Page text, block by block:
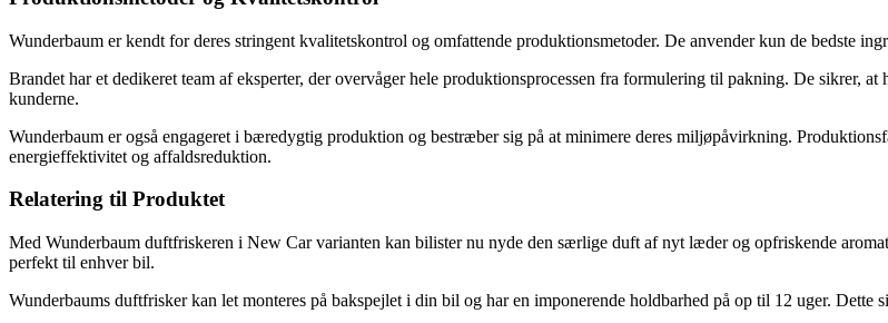
Wunderbaum er kendt for deres stringent kvalitetskontrol og omfattende produktionsmetoder. De anvender kun de bedste
Brandet har et dedikeret team af eksperter, der overvåger hele produktionsprocessen fra formulering til pakning. De sikrer,
kunderne.
Wunderbaum er også engageret i bæredygtig produktion og bestræber sig på at minimere deres miljøpåvirkning.
energieffektivitet og affaldsreduktion.
Relatering til Produktet
Med Wunderbaum duftfriskeren i New Car varianten kan bilister nu nyde den særlige duft af nyt læder og opfriskende
perfekt til enhver bil.
Wunderbaums duftfrisker kan let monteres på bakspejlet i din bil og har en imponerende holdbarhed på op til 12 uger.